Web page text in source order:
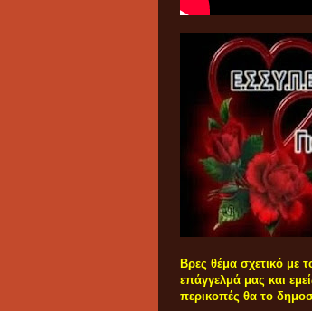
Βρες θέμα σχετικό με
επάγγελμά μας και
περικοπές θα το